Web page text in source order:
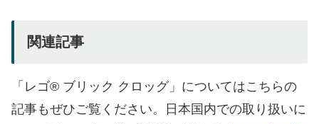
関連記事
「レゴ® ブリック クロッグ」についてはこちらの
記事もぜひご覧ください。日本国内での取り扱いに